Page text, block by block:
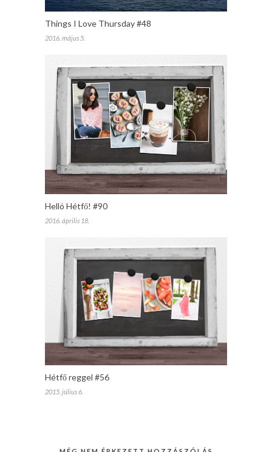
Things I Love Thursday #48
2016. május 5.
Helló Hétfő! #90
2016. április 18.
Hétfő reggel #56
2015. július 6.